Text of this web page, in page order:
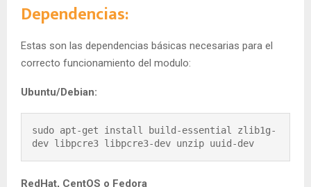
Dependencias:
Estas son las dependencias básicas necesarias para el
correcto funcionamiento del modulo:
Ubuntu/Debian:
sudo apt-get install build-essential zlib1g-
dev libpcre3 libpcre3-dev unzip uuid-dev
RedHat, CentOS o Fedora